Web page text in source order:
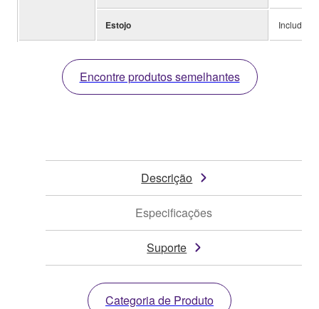
Estojo Included
Encontre produtos semelhantes
Descrição
Especificações
Suporte
Categoria de Produto